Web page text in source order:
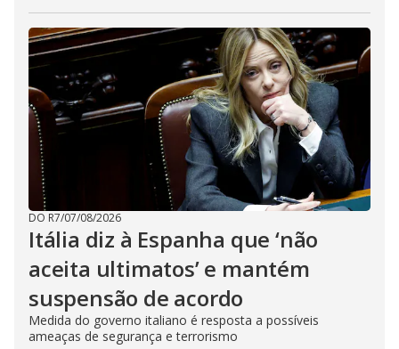
DO R7/07/08/2026
Itália diz à Espanha que ‘não
aceita ultimatos’ e mantém
suspensão de acordo
Medida do governo italiano é resposta a possíveis
ameaças de segurança e terrorismo